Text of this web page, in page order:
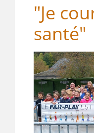
"Je
santé"